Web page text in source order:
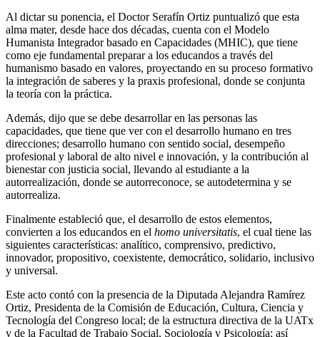
Al dictar su ponencia, el Doctor Serafín Ortiz puntualizó que esta
alma mater, desde hace dos décadas, cuenta con el Modelo
Humanista Integrador basado en Capacidades (MHIC), que tiene
como eje fundamental preparar a los educandos a través del
humanismo basado en valores, proyectando en su proceso formativo
la integración de saberes y la praxis profesional, donde se conjunta
la teoría con la práctica.
Además, dijo que se debe desarrollar en las personas las
capacidades, que tiene que ver con el desarrollo humano en tres
direcciones; desarrollo humano con sentido social, desempeño
profesional y laboral de alto nivel e innovación, y la contribución al
bienestar con justicia social, llevando al estudiante a la
autorrealización, donde se autorreconoce, se autodetermina y se
autorrealiza.
Finalmente estableció que, el desarrollo de estos elementos,
convierten a los educandos en el homo universitatis, el cual tiene las
siguientes características: analítico, comprensivo, predictivo,
innovador, propositivo, coexistente, democrático, solidario, inclusivo
y universal.
Este acto contó con la presencia de la Diputada Alejandra Ramírez
Ortiz, Presidenta de la Comisión de Educación, Cultura, Ciencia y
Tecnología del Congreso local; de la estructura directiva de la UATx
y de la Facultad de Trabajo Social, Sociología y Psicología; así